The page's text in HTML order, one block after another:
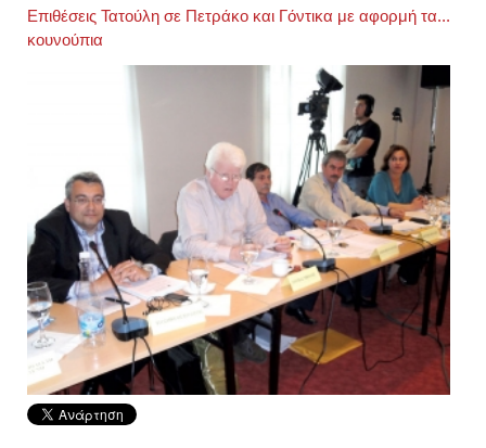
Επιθέσεις Τατούλη σε Πετράκο και Γόντικα με αφορμή τα...
κουνούπια